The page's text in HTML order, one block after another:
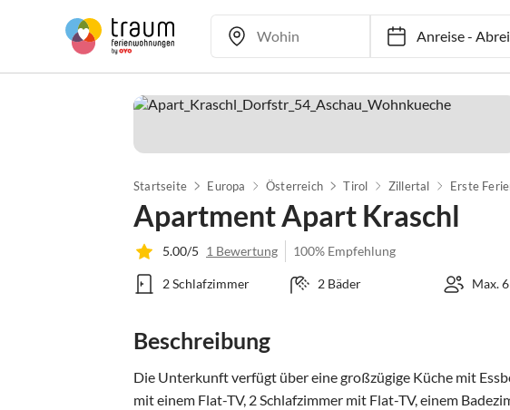
Anreise-
Startseite Europa Österreich Tirol Zillertal Erste
Apartment Apart Kraschl
5.00/5 1 Bewertung 100% Empfehlung
2 Schlafzimmer 2 Bäder Max.
Beschreibung
Die Unterkunft verfügt über eine großzügige Küche mit
mit einem Flat-TV, 2 Schlafzimmer mit Flat-TV, einem